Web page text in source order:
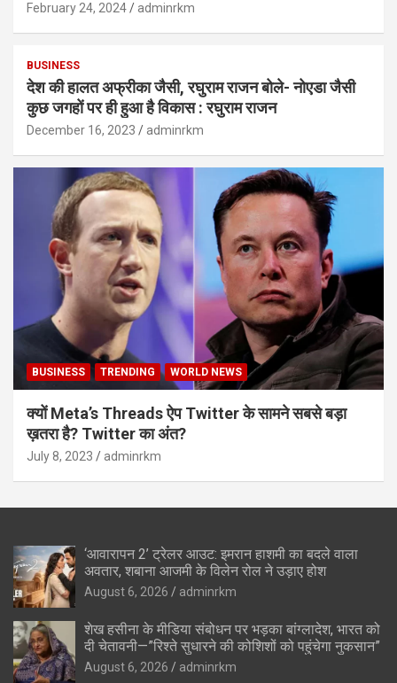
February 24, 2024 adminrkm
BUSINESS
देश की हालत अफ्रीका जैसी, रघुराम राजन बोले- नोएडा जैसी
कुछ जगहों पर ही हुआ है विकास : रघुराम राजन
December 16, 2023 adminrkm
BUSINESS TRENDING WORLD NEWS
क्यों Meta’s Threads ऐप Twitter के सामने सबसे बड़ा
ख़तरा है? Twitter का अंत?
July 8, 2023 adminrkm
‘आवारापन 2’ ट्रेलर आउट: इमरान हाशमी का बदले वाला
अवतार, शबाना आजमी के विलेन रोल ने उड़ाए होश
August 6, 2026 adminrkm
शेख हसीना के मीडिया संबोधन पर भड़का बांग्लादेश, भारत को
दी चेतावनी—”रिश्ते सुधारने की कोशिशों को पहुंचेगा नुकसान”
August 6, 2026 adminrkm